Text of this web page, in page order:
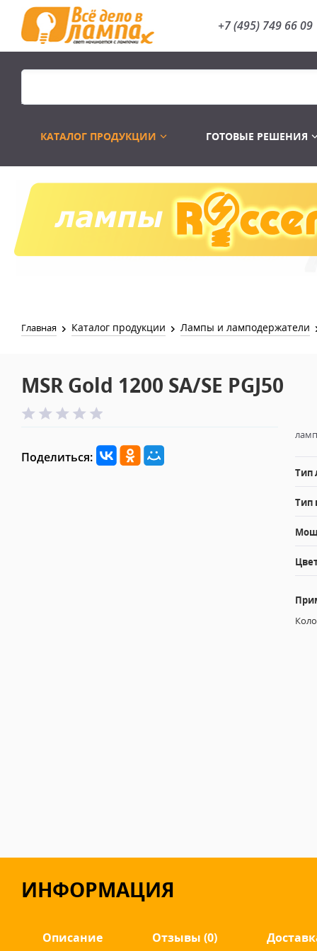
+7 (495) 749 66 09
КАТАЛОГ ПРОДУКЦИИ
Распродажа Лампы
ГОТОВЫЕ РЕШЕНИЯ
Главная Каталог продукции Лампы и ламподержатели
MSR Gold 1200 SA/SE PGJ50
Поделиться:
Тип
Тип
ИНФОРМАЦИЯ
Описание Отзывы (0)